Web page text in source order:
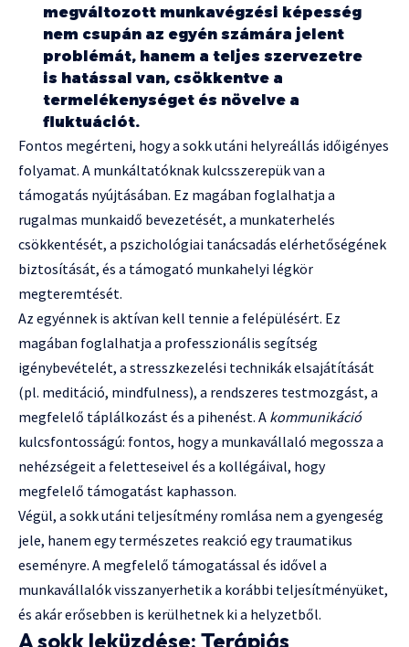
megváltozott munkavégzési képesség
nem csupán az egyén számára jelent
problémát, hanem a teljes szervezetre
is hatással van, csökkentve a
termelékenységet és növelve a
fluktuációt.
Fontos megérteni, hogy a sokk utáni helyreállás időigényes
folyamat. A munkáltatóknak kulcsszerepük van a
támogatás nyújtásában. Ez magában foglalhatja a
rugalmas munkaidő bevezetését, a munkaterhelés
csökkentését, a pszichológiai tanácsadás elérhetőségének
biztosítását, és a támogató munkahelyi légkör
megteremtését.
Az egyénnek is aktívan kell tennie a felépülésért. Ez
magában foglalhatja a professzionális segítség
igénybevételét, a stresszkezelési technikák elsajátítását
(pl. meditáció, mindfulness), a rendszeres testmozgást, a
megfelelő táplálkozást és a pihenést. A kommunikáció
kulcsfontosságú: fontos, hogy a munkavállaló megossza a
nehézségeit a feletteseivel és a kollégáival, hogy
megfelelő támogatást kaphasson.
Végül, a sokk utáni teljesítmény romlása nem a gyengeség
jele, hanem egy természetes reakció egy traumatikus
eseményre. A megfelelő támogatással és idővel a
munkavállalók visszanyerhetik a korábbi teljesítményüket,
és akár erősebben is kerülhetnek ki a helyzetből.
A sokk leküzdése: Terápiás